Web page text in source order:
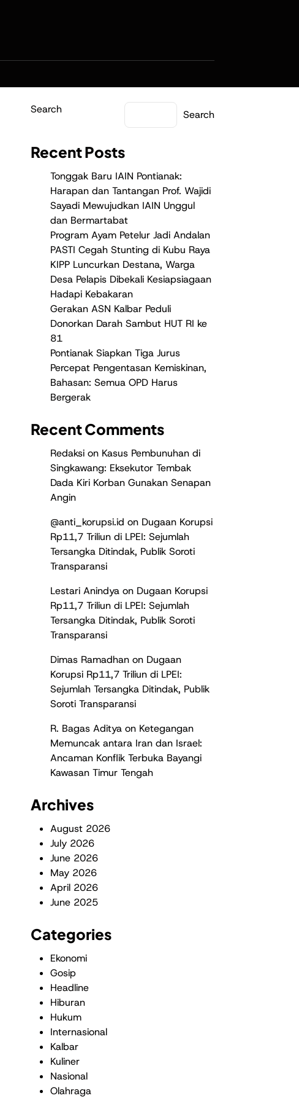
Search Search
Recent Posts
Tonggak Baru IAIN Pontianak:
Harapan dan Tantangan Prof. Wajidi
Sayadi Mewujudkan IAIN Unggul
dan Bermartabat
Program Ayam Petelur Jadi Andalan
PASTI Cegah Stunting di Kubu Raya
KIPP Luncurkan Destana, Warga
Desa Pelapis Dibekali Kesiapsiagaan
Hadapi Kebakaran
Gerakan ASN Kalbar Peduli
Donorkan Darah Sambut HUT RI ke
81
Pontianak Siapkan Tiga Jurus
Percepat Pengentasan Kemiskinan,
Bahasan: Semua OPD Harus
Bergerak
Recent Comments
Redaksi on Kasus Pembunuhan di
Singkawang: Eksekutor Tembak
Dada Kiri Korban Gunakan Senapan
Angin
@anti_korupsi.id on Dugaan Korupsi
Rp11,7 Triliun di LPEI: Sejumlah
Tersangka Ditindak, Publik Soroti
Transparansi
Lestari Anindya on Dugaan Korupsi
Rp11,7 Triliun di LPEI: Sejumlah
Tersangka Ditindak, Publik Soroti
Transparansi
Dimas Ramadhan on Dugaan
Korupsi Rp11,7 Triliun di LPEI:
Sejumlah Tersangka Ditindak, Publik
Soroti Transparansi
R. Bagas Aditya on Ketegangan
Memuncak antara Iran dan Israel:
Ancaman Konflik Terbuka Bayangi
Kawasan Timur Tengah
Archives
August 2026
July 2026
June 2026
May 2026
April 2026
June 2025
Categories
Ekonomi
Gosip
Headline
Hiburan
Hukum
Internasional
Kalbar
Kuliner
Nasional
Olahraga